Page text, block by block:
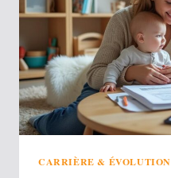
CARRIÈRE & ÉVOLUTION